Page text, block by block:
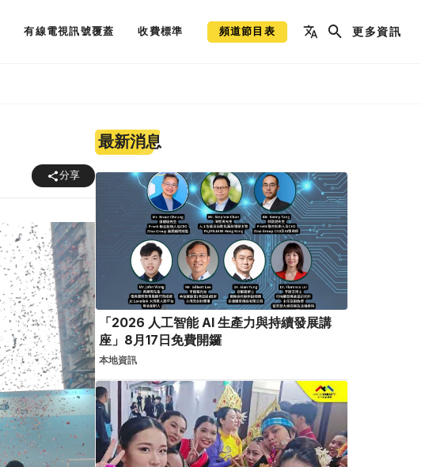
有線電視訊號覆蓋 收費標準 頻道節目表 更多資訊
分享
最新消息
「2026 人工智能 AI 生產力與持續發展講
座」8月17日免費開鑼
本地資訊